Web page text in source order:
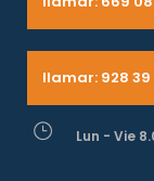
llamar: 928 39
Lun - Vie